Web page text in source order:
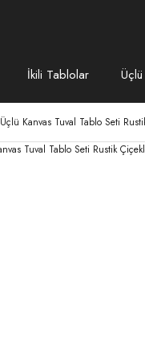
İkili Tablolar
Üçlü Kanvas Tuval Tablo Seti